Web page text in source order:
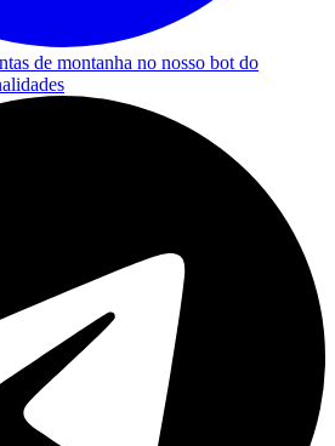
de montanha no nosso bot do